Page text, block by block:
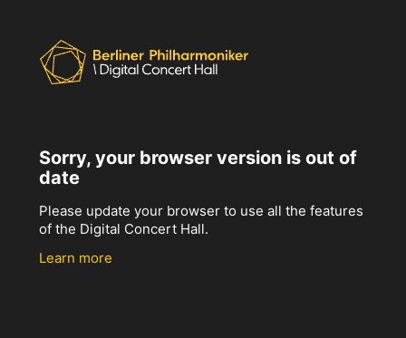
Sorry, your browser version is out of
date
Please update your browser to use all the features
of the Digital Concert Hall.
Learn more